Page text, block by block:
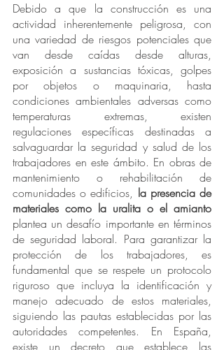
Debido a que la construcción es una
actividad inherentemente peligrosa, con
una variedad de riesgos potenciales que
van desde caídas desde alturas,
exposición a sustancias tóxicas, golpes
por objetos o maquinaria, hasta
condiciones ambientales adversas como
temperaturas extremas, existen
regulaciones específicas destinadas a
salvaguardar la seguridad y salud de los
trabajadores en este ámbito. En obras de
mantenimiento o rehabilitación de
comunidades o edificios, la presencia de
materiales como la uralita o el amianto
plantea un desafío importante en términos
de seguridad laboral. Para garantizar la
protección de los trabajadores, es
fundamental que se respete un protocolo
riguroso que incluya la identificación y
manejo adecuado de estos materiales,
siguiendo las pautas establecidas por las
autoridades competentes. En España,
existe un decreto que establece las